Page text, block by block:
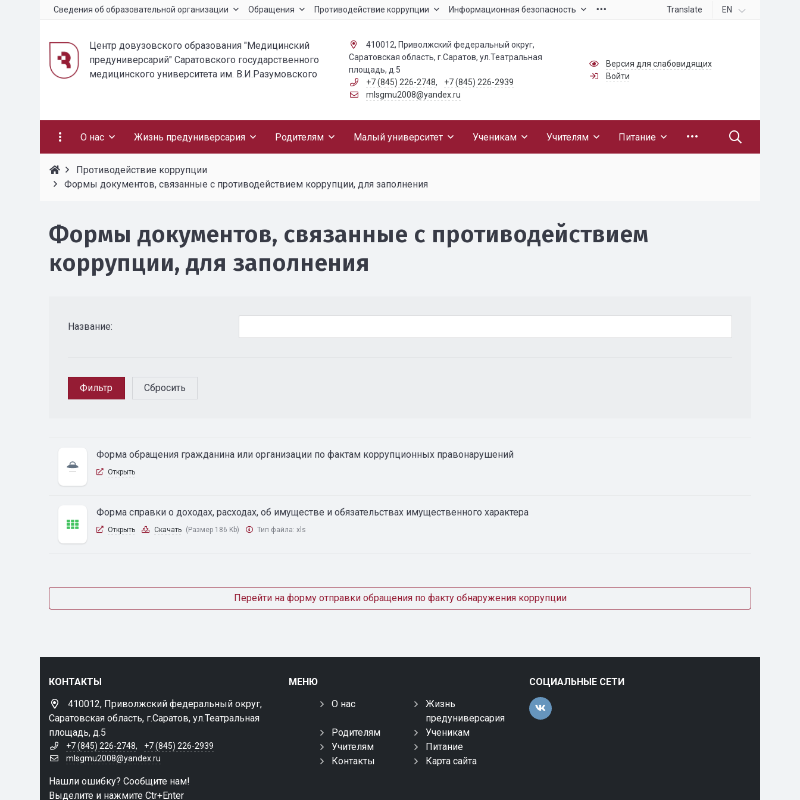
Сведения об образовательной организации Обращения Противодействие коррупции Информационная безопасность Translate EN
Центр довузовского образования "Медицинский
предуниверсарий" Саратовского государственного
медицинского университета им. В.И.Разумовского
410012, Приволжский федеральный округ,
Саратовская область, г.Саратов, ул.Театральная
площадь, д.5
+7 (845) 226-2748,
+7 (845) 226-2939
mlsgmu2008@yandex.ru
Версия для слабовидящих
Войти
О нас Жизнь предуниверсария Родителям Малый университет Ученикам Учителям Питание
Противодействие коррупции
Формы документов, связанные с противодействием коррупции, для заполнения
Формы документов, связанные с противодействием
коррупции, для заполнения
Название:
Форма обращения гражданина или организации по фактам коррупционных правонарушений
Открыть
Форма справки о доходах, расходах, об имуществе и обязательствах имущественного характера
Открыть Скачать (Размер 186 Kb) Тип файла:xls
Перейти на форму отправки обращения по факту обнаружения коррупции
КОНТАКТЫ
410012, Приволжский федеральный округ,
Саратовская область, г.Саратов, ул.Театральная
площадь, д.5
+7 (845) 226-2748,
+7 (845) 226-2939
mlsgmu2008@yandex.ru
Нашли ошибку? Сообщите нам!
Выделите и нажмите Ctr+Enter
МЕНЮ
О нас
Жизнь
предуниверсария
Родителям
Ученикам
Учителям
Питание
Контакты
Карта сайта
СОЦИАЛЬНЫЕ СЕТИ